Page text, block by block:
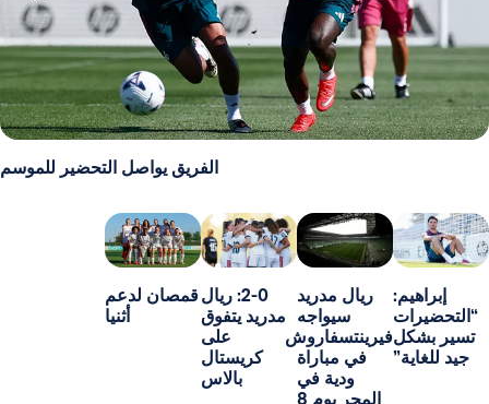
الفريق يواصل التحضير للموسم
ريال مدريد
سيواجه
فيرينتسفاروش
في مباراة
المجر يوم 8
2-0: ريال
مدريد يتفوق
على
كريستال
بالاس
قمصان لدعم
أثنيا